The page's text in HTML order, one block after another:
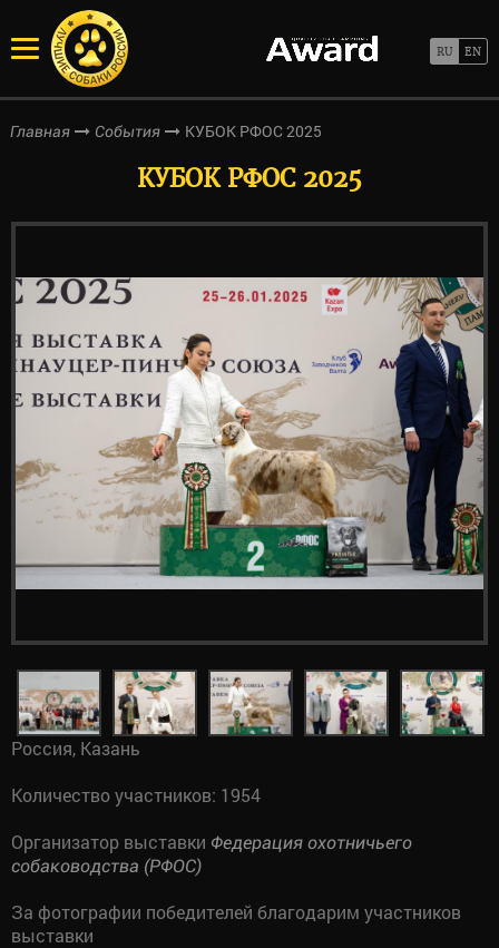
Главная События КУБОК РФОС 2025
КУБОК РФОС 2025
Россия, Казань
Количество участников: 1954
Организатор выставки Федерация охотничьего
собаководства (РФОС)
За фотографии победителей благодарим участников
выставки